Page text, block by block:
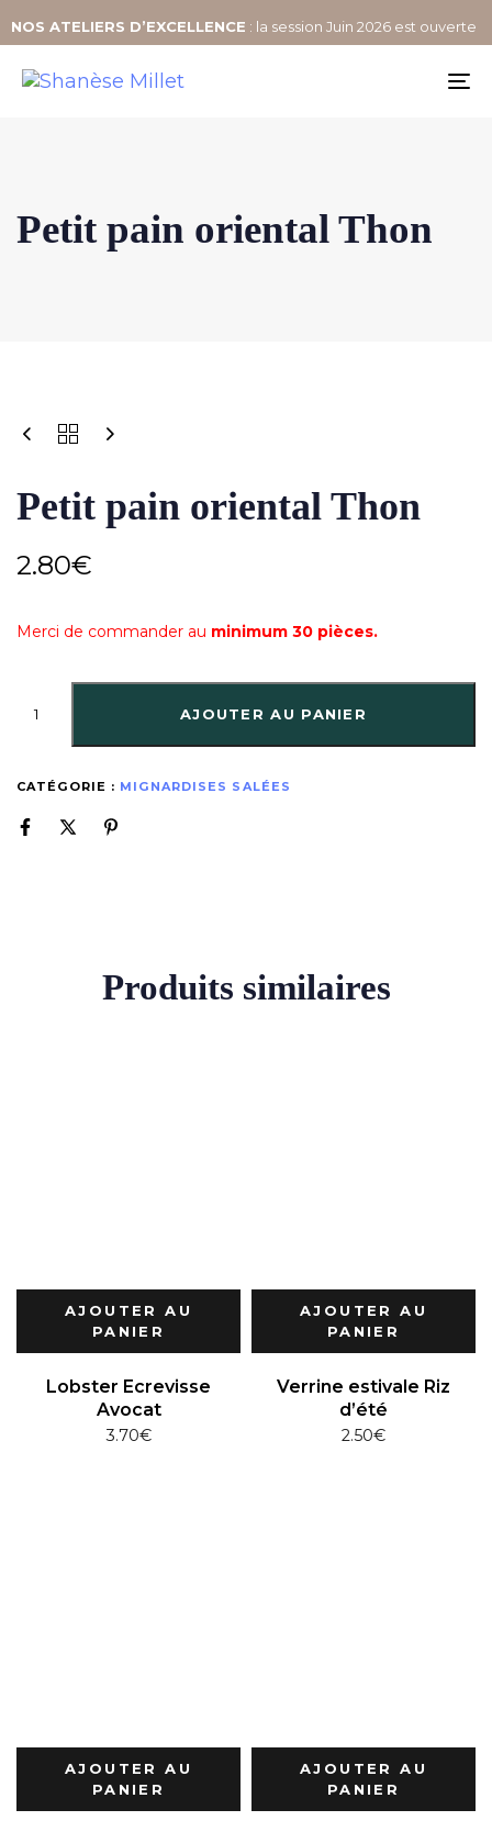
NOS ATELIERS D’EXCELLENCE : la session Juin 2026 est ouverte
Petit pain oriental Thon
Petit pain oriental Thon
2.80€
Merci de commander au minimum 30 pièces.
AJOUTER AU PANIER
CATÉGORIE : MIGNARDISES SALÉES
Produits similaires
AJOUTER AU
PANIER
Lobster Ecrevisse
Avocat
3.70€
AJOUTER AU
PANIER
Verrine estivale Riz
d’été
2.50€
AJOUTER AU
PANIER
AJOUTER AU
PANIER